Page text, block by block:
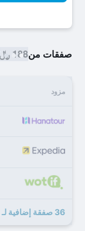
صفقات من188 ﷼
مزود
36 صفقة إضافية لـ رودرز هوتل تشونجخوا